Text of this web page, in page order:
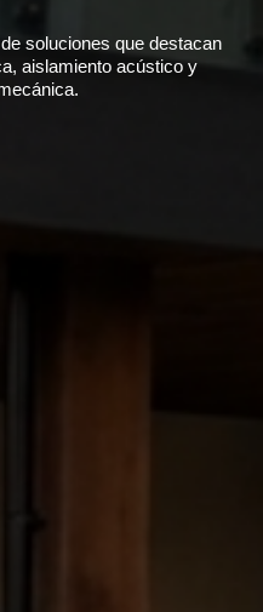
soluciones que destacan
aislamiento acústico y